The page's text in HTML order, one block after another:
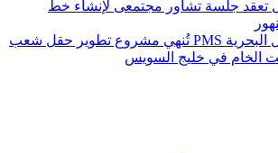
تعقد جلسة تشاور مجتمعى لإنشاء خط
خدمات البترول البحرية PMS تُنهي مشروع تطوير حقل شعب
الخام في خليج السويس